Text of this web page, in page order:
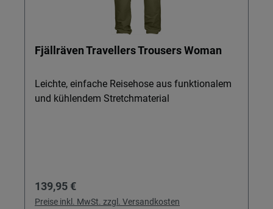
Fjällräven Travellers Trousers Woman
Leichte, einfache Reisehose aus funktionalem
und kühlendem Stretchmaterial
Regulärer Preis:
139,95 €
Preise inkl. MwSt. zzgl. Versandkosten